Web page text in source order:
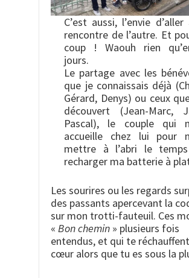
C’est aussi, l’envie
rencontre de l’autre. Et
coup ! Waouh rien
jours.
Le partage avec les
que je connaissais déjà
Gérard, Denys) ou ceux
découvert (Jean-Marc,
Pascal), le couple qui
accueille chez lui pour
mettre à l’abri le
recharger ma batterie à
Les sourires ou les regards
des passants apercevant la
sur mon trotti-fauteuil. Ces
« Bon chemin » plusieurs fois
entendus, et qui te
cœur alors que tu es sous la